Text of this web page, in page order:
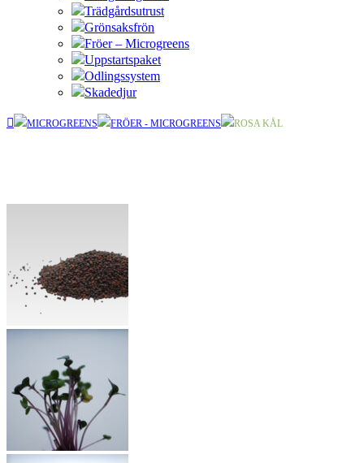
Trädgårdsutrust
Grönsaksfrön
Fröer – Microgreens
Uppstartspaket
Odlingssystem
Skadedjur
MICROGREENS FRÖER - MICROGREENS ROSA KÅL